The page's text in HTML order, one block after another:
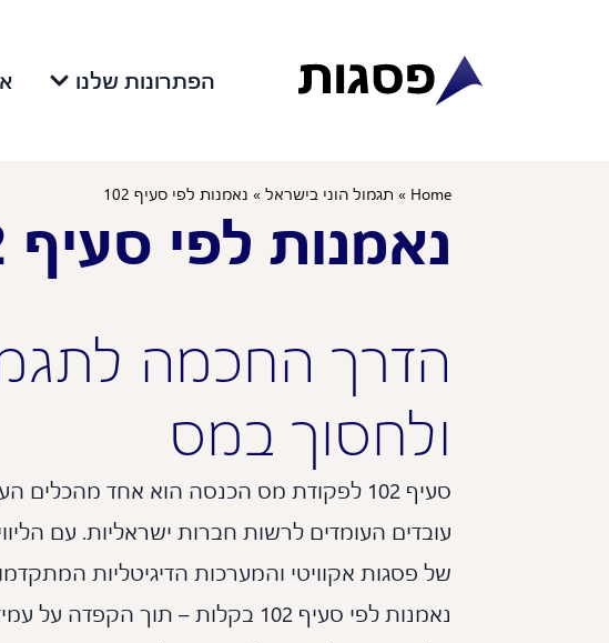
הפתרונות שלנו
Home
» תגמול הוני בישראל » נאמנות לפי סעיף 102
נאמנות לפי סעיף 102
הדרך החכמה
ולחסוך במס
סעיף 102 לפקודת מס הכנסה הוא אחד
עובדים העומדים לרשות חברות ישראליות. עם
של פסגות אקוויטי והמערכות הדיגיטליות
נאמנות לפי סעיף 102 בקלות – תוך